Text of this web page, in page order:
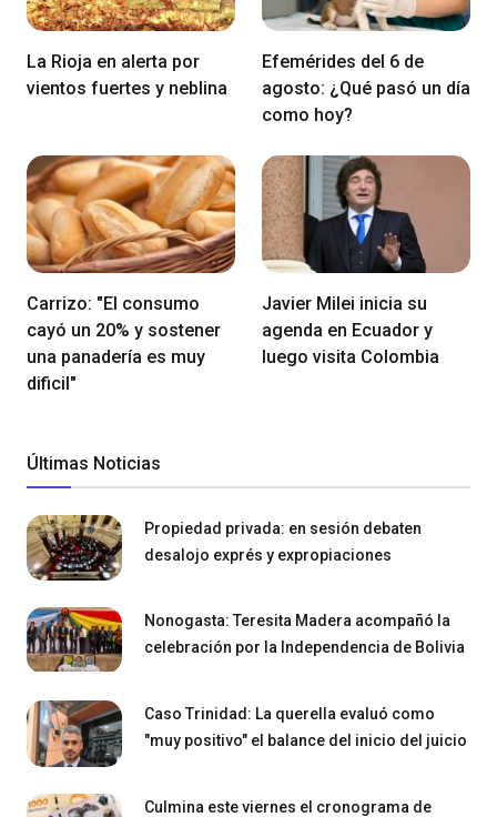
La Rioja en alerta por
vientos fuertes y neblina
Efemérides del 6 de
agosto: ¿Qué pasó un día
como hoy?
Carrizo: "El consumo
cayó un 20% y sostener
una panadería es muy
dificil"
Javier Milei inicia su
agenda en Ecuador y
luego visita Colombia
Últimas Noticias
Propiedad privada: en sesión debaten
desalojo exprés y expropiaciones
Nonogasta: Teresita Madera acompañó la
celebración por la Independencia de Bolivia
Caso Trinidad: La querella evaluó como
"muy positivo" el balance del inicio del juicio
Culmina este viernes el cronograma de